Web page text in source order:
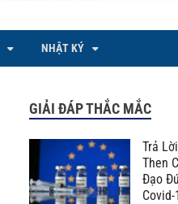
NHẬT KÝ
GIẢI ĐÁP THẮC MẮC
Trả
Then
Đạo
Covid-